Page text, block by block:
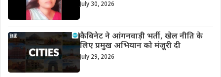
July 30, 2026
कैबिनेट ने आंगनवाड़ी भर्ती, खेल नीति के
लिए प्रमुख अभियान को मंजूरी दी
July 29, 2026